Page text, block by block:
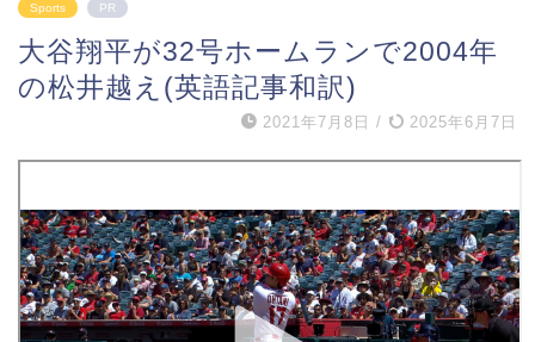
Sports PR
大谷翔平が32号ホームランで2004年
の松井越え(英語記事和訳)
2021年7月8日 / 2025年6月7日